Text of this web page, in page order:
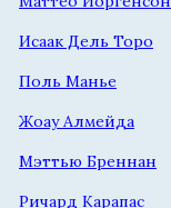
Исаак Дель Торо
Поль Манье
Жоау Алмейда
Мэттью Бреннан
Ричард Карапас